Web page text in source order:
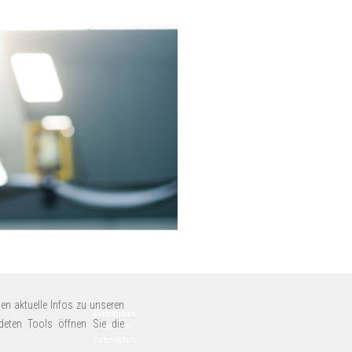
Impressum
aktuelle Infos zu unseren
Tools öffnen Sie die